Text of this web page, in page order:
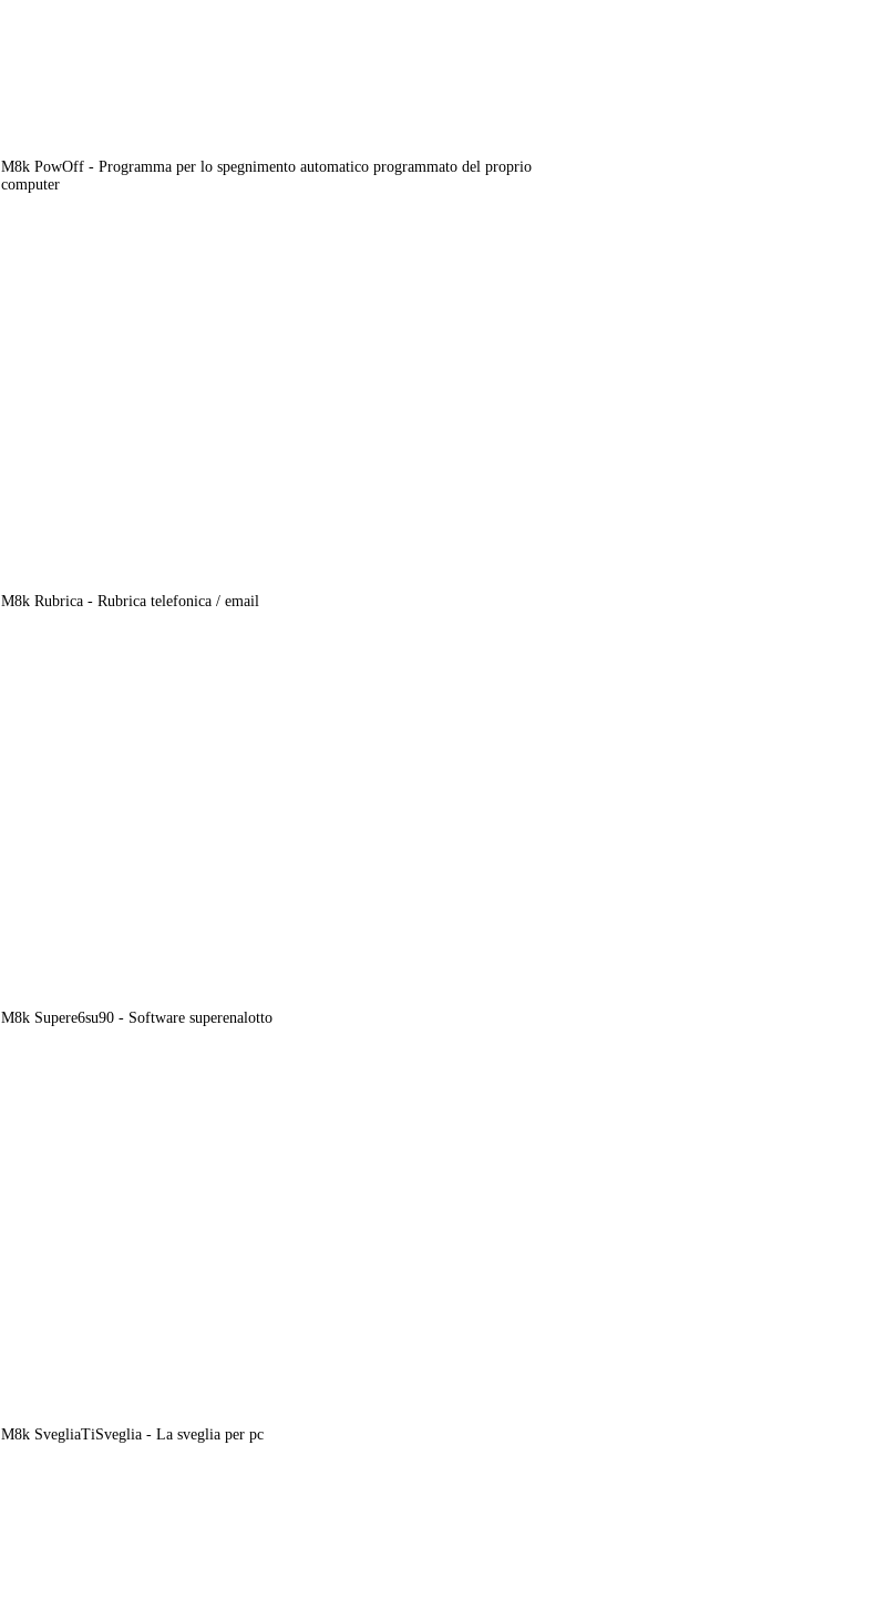
M8k PowOff - Programma per lo spegnimento automatico programmato del proprio
computer
M8k Rubrica - Rubrica telefonica / email
M8k Supere6su90 - Software superenalotto
M8k SvegliaTiSveglia - La sveglia per pc